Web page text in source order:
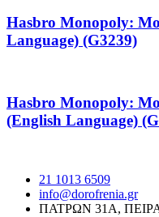
Hasbro Monopoly:
Language) (G3239)
Hasbro Monopoly:
(English Language)
21 1013 6509
info@dorofrenia.gr
ΠΑΤΡΩΝ 31Α,